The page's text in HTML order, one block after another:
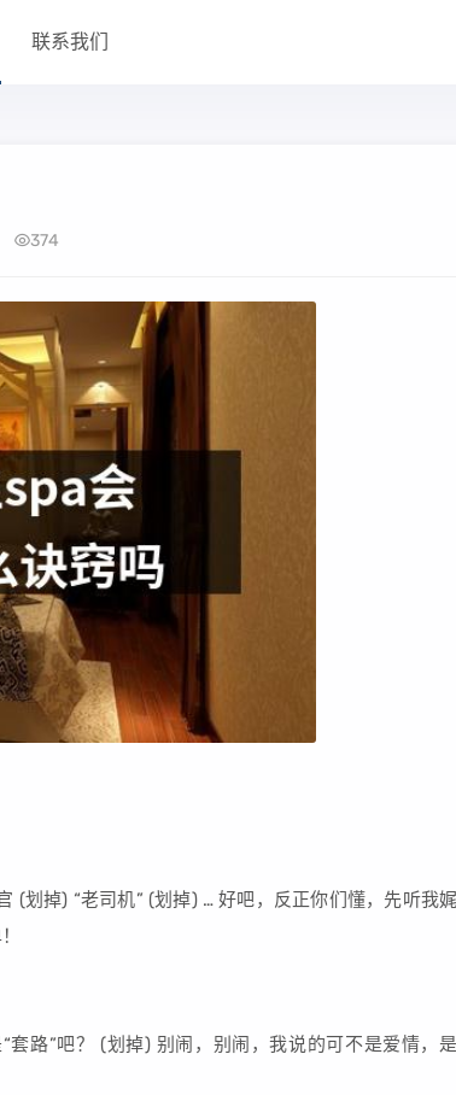
联系我们
374
(划掉) “老司机” (划掉) … 好吧，反正你们懂，先听我娓
路”吧？ (划掉) 别闹，别闹，我说的可不是爱情，是